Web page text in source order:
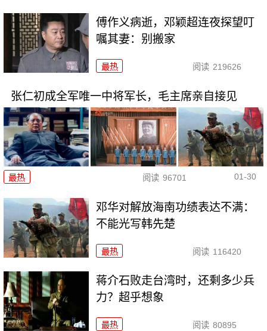
傅作义病逝，邓颖超连夜探望叮
嘱其妻：别搬家
最热 阅读 219626
张仁初成全军唯一中将军长，毛主席亲自接见
最热 阅读 96701 01-30
邓华对解放海南功绩表达不满：
不能光写韩先楚
最热 阅读 116420
蒋介石败走台湾时，还剩多少兵
力？超乎想象
最热 阅读 80895